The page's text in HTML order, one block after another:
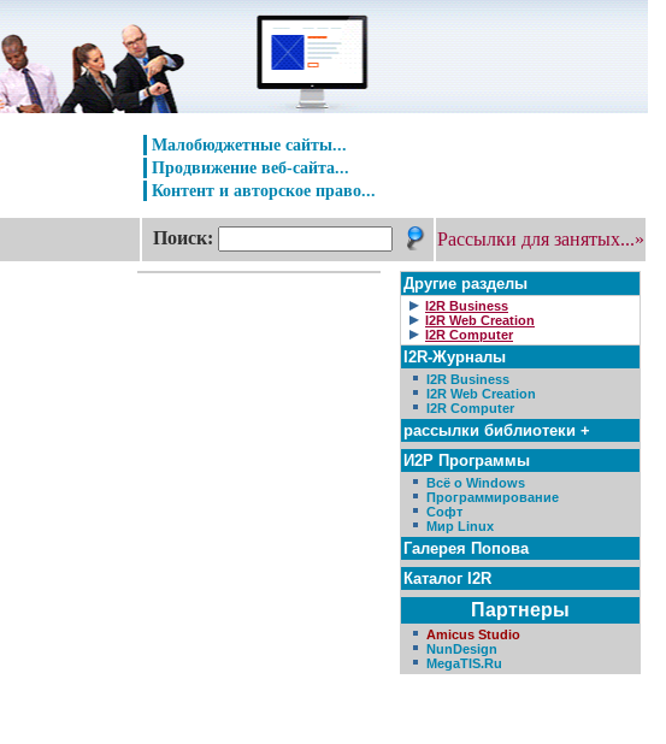
Малобюджетные сайты...
Продвижение веб-сайта...
Контент и авторское право...
Поиск: Рассылки для занятых...»
Другие разделы
I2R Business
I2R Web Creation
I2R Computer
I2R-Журналы
I2R Business
I2R Web Creation
I2R Computer
рассылки библиотеки +
И2Р Программы
Всё о Windows
Программирование
Софт
Мир Linux
Галерея Попова
Каталог I2R
Партнеры
Amicus Studio
NunDesign
MegaTIS.Ru